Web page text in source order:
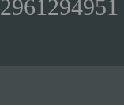
2961294951